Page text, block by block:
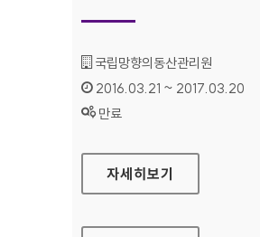
기관명 :
국립망향의동산관리원
인증기간 :
2016.03.21 ~ 2017.03.20
상태 :
만료
국립망향의동산관리원홈
자세히보기